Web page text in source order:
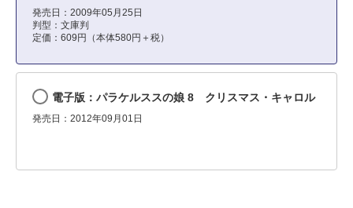
発売日：2009年05月25日
判型：文庫判
定価：609円（本体580円＋税）
電子版：パラケルススの娘 8 クリスマス・キャロル
発売日：2012年09月01日